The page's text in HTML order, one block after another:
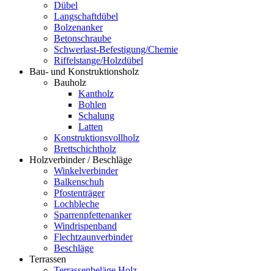
Dübel
Langschaftdübel
Bolzenanker
Betonschraube
Schwerlast-Befestigung/Chemie
Riffelstange/Holzdübel
Bau- und Konstruktionsholz
Bauholz
Kantholz
Bohlen
Schalung
Latten
Konstruktionsvollholz
Brettschichtholz
Holzverbinder / Beschläge
Winkelverbinder
Balkenschuh
Pfostenträger
Lochbleche
Sparrenpfettenanker
Windrispenband
Flechtzaunverbinder
Beschläge
Terrassen